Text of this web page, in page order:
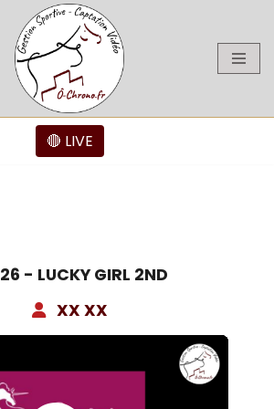
🔴 LIVE
26 - LUCKY GIRL 2ND
XX XX